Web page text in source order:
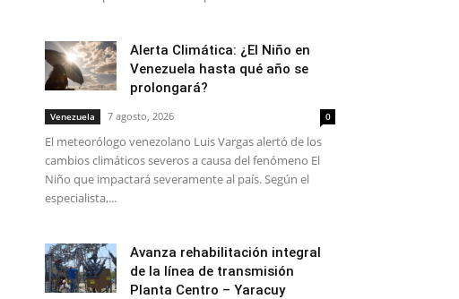
Alerta Climática: ¿El Niño en
Venezuela hasta qué año se
prolongará?
Venezuela 7 agosto, 2026 0
El meteorólogo venezolano Luis Vargas alertó de los
cambios climáticos severos a causa del fenómeno El
Niño que impactará severamente al país. Según el
especialista,...
Avanza rehabilitación integral
de la línea de transmisión
Planta Centro – Yaracuy